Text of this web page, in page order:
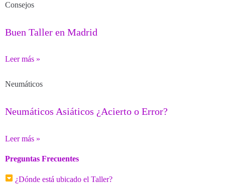
Consejos
Buen Taller en Madrid
Leer más »
Neumáticos
Neumáticos Asiáticos ¿Acierto o Error?
Leer más »
Preguntas Frecuentes
¿Dónde está ubicado el Taller?